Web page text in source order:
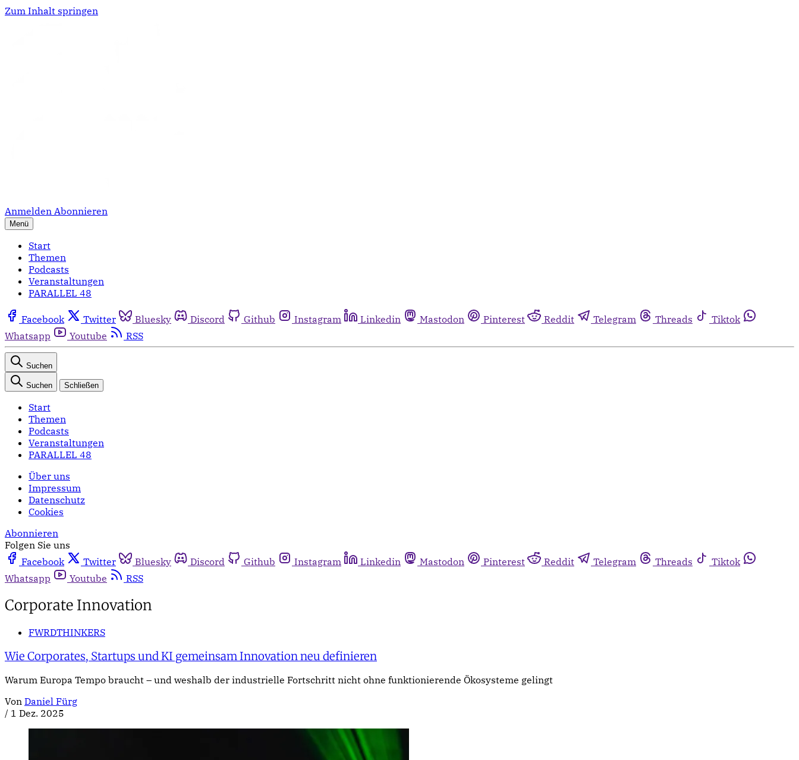
Zum Inhalt springen
Anmelden Abonnieren
Menü
Start
Themen
Podcasts
Veranstaltungen
PARALLEL 48
Facebook Twitter Bluesky Discord Github Instagram Linkedin Mastodon Pinterest Reddit Telegram Threads
Tiktok
Whatsapp
Youtube RSS
Suchen
Suchen Schließen
Start
Themen
Podcasts
Veranstaltungen
PARALLEL 48
Über uns
Impressum
Datenschutz
Cookies
Abonnieren
Folgen Sie uns
Facebook
Twitter Bluesky Discord Github Instagram Linkedin Mastodon Pinterest Reddit Telegram Threads
Tiktok
Whatsapp
Youtube RSS
Corporate Innovation
FWRDTHINKERS
Wie Corporates, Startups und KI gemeinsam Innovation neu definieren
Warum Europa Tempo braucht – und weshalb der industrielle Fortschritt nicht ohne funktionierende Ökosysteme gelingt
Von Daniel Fürg
/ 1 Dez. 2025